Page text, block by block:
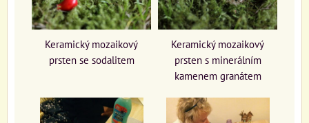
Keramický mozaikový
prsten se sodalitem
Keramický mozaikový
prsten s minerálním
kamenem granátem